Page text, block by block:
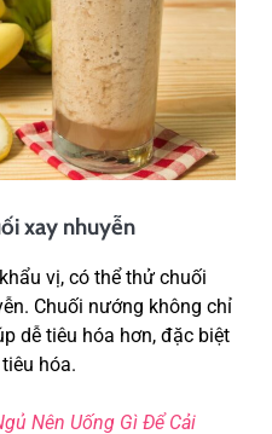
xay nhuyễn
vị, có thể thử chuối
Chuối nướng không chỉ
dễ tiêu hóa hơn, đặc biệt
hóa.
Nên Uống Gì Để Cải